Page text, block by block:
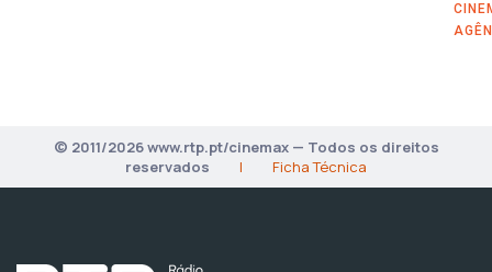
© 2011/2026 www.rtp.pt/cinemax — Todos os direitos
reservados
| Ficha Técnica